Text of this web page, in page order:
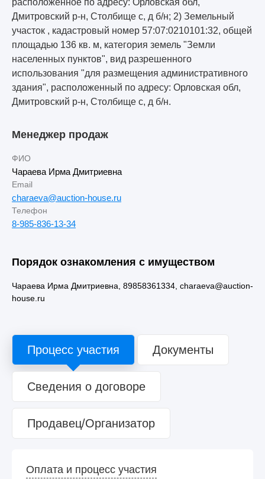
Дмитровский р-н, Столбище с, д б/н; 2) Земельный
участок , кадастровый номер 57:07:0210101:32, общей
площадью 136 кв. м, категория земель "Земли
населенных пунктов", вид разрешенного
использования "для размещения административного
здания", расположенный по адресу: Орловская обл,
Дмитровский р-н, Столбище с, д б/н.
Менеджер продаж
ФИО
Чараева Ирма Дмитриевна
Email
charaeva@auction-house.ru
Телефон
8-985-836-13-34
Порядок ознакомления с имуществом
Чараева Ирма Дмитриевна, 89858361334, charaeva@auction-
house.ru
Процесс участия Документы
Сведения о договоре
Продавец/Организатор
Оплата и процесс участия